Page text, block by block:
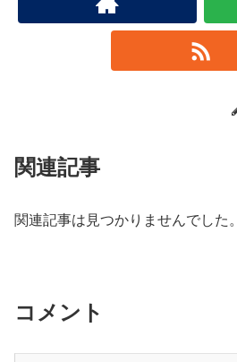
関連記事
関連記事は見つかりませんでした。
コメント